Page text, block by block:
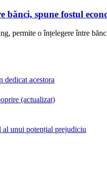
spune fostul
permite o înțelegere între
dedicat acestora
(actualizat)
al unui potențial prejudiciu